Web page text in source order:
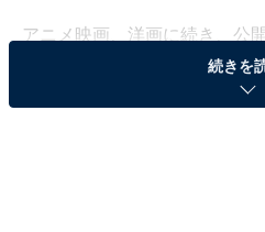
アニメ映画 洋画に続き、公
れる、2024年夏に見てよかっ
ンキングから、トップ5の作品
続きを